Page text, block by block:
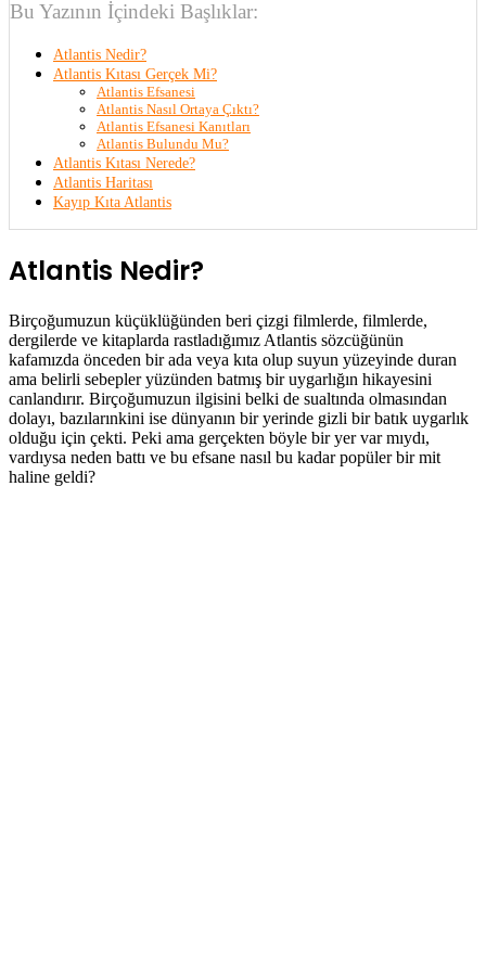
Bu Yazının İçindeki Başlıklar:
Atlantis Nedir?
Atlantis Kıtası Gerçek Mi?
Atlantis Efsanesi
Atlantis Nasıl Ortaya Çıktı?
Atlantis Efsanesi Kanıtları
Atlantis Bulundu Mu?
Atlantis Kıtası Nerede?
Atlantis Haritası
Kayıp Kıta Atlantis
Atlantis Nedir?
Birçoğumuzun küçüklüğünden beri çizgi filmlerde, filmlerde,
dergilerde ve kitaplarda rastladığımız Atlantis sözcüğünün
kafamızda önceden bir ada veya kıta olup suyun yüzeyinde duran
ama belirli sebepler yüzünden batmış bir uygarlığın hikayesini
canlandırır. Birçoğumuzun ilgisini belki de sualtında olmasından
dolayı, bazılarınkini ise dünyanın bir yerinde gizli bir batık uygarlık
olduğu için çekti. Peki ama gerçekten böyle bir yer var mıydı,
vardıysa neden battı ve bu efsane nasıl bu kadar popüler bir mit
haline geldi?